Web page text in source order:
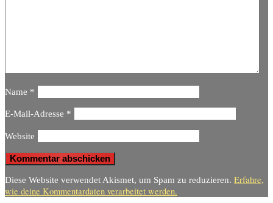
Name *
E-Mail-Adresse *
Website
Diese Website verwendet Akismet, um Spam zu reduzieren. Erfahre,
wie deine Kommentardaten verarbeitet werden.